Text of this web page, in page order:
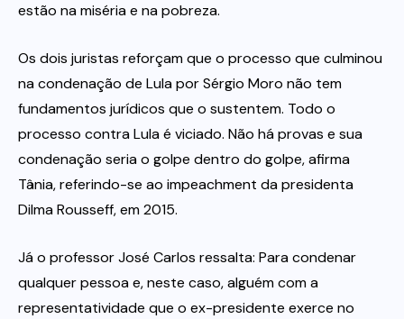
estão na miséria e na pobreza.
Os dois juristas reforçam que o processo que culminou
na condenação de Lula por Sérgio Moro não tem
fundamentos jurídicos que o sustentem. Todo o
processo contra Lula é viciado. Não há provas e sua
condenação seria o golpe dentro do golpe, afirma
Tânia, referindo-se ao impeachment da presidenta
Dilma Rousseff, em 2015.
Já o professor José Carlos ressalta: Para condenar
qualquer pessoa e, neste caso, alguém com a
representatividade que o ex-presidente exerce no